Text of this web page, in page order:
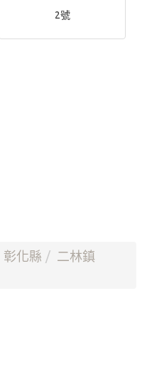
2號
彰化縣
二林鎮